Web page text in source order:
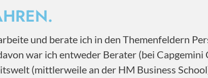
und berate ich in den Themenfeldern
war ich entweder Berater (bei
(mittlerweile an der HM Business